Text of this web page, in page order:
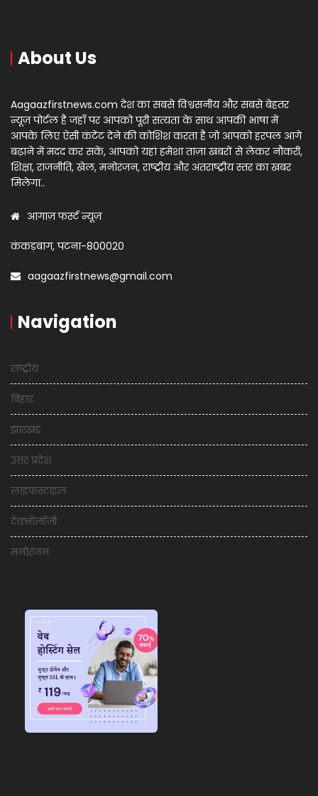
About Us
Aagaazfirstnews.com देश का सबसे विश्वसनीय और सबसे बेहतर
न्यूज़ पोर्टल है जहाँ पर आपको पूरी सत्यता के साथ आपकी भाषा में
आपके लिए ऐसी कंटेंट देने की कोशिश करता है जो आपको हरपल आगे
बढ़ाने में मदद कर सकें, आपको यहां हमेशा ताज़ा खबरों से लेकर नौकरी,
शिक्षा, राजनीति, खेल, मनोरंजन, राष्ट्रीय और अंतराष्ट्रीय स्तर का खबर
मिलेगा..
आगाज़ फर्स्ट न्यूज़
कंकड़बाग, पटना-800020
aagaazfirstnews@gmail.com
Navigation
राष्ट्रीय
बिहार
झारखंड
उत्तर प्रदेश
लाइफस्टाइल
टेक्नोलॉजी
मनोरंजन